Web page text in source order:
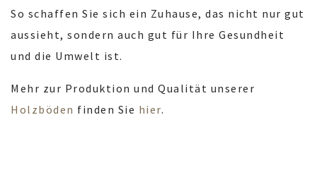
So schaffen Sie sich ein Zuhause, das nicht nur gut
aussieht, sondern auch gut für Ihre Gesundheit
und die Umwelt ist.
Mehr zur Produktion und Qualität unserer
Holzböden finden Sie hier.